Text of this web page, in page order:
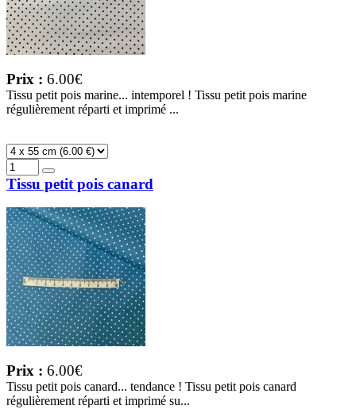
Prix : 6.00€
Tissu petit pois marine... intemporel ! Tissu petit pois marine
régulièrement réparti et imprimé ...
Tissu petit pois canard
Prix : 6.00€
Tissu petit pois canard... tendance ! Tissu petit pois canard
régulièrement réparti et imprimé su...